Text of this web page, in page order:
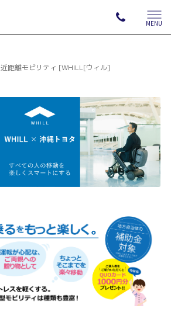
MENU
近距離モビリティ [WHILL[ウィル]